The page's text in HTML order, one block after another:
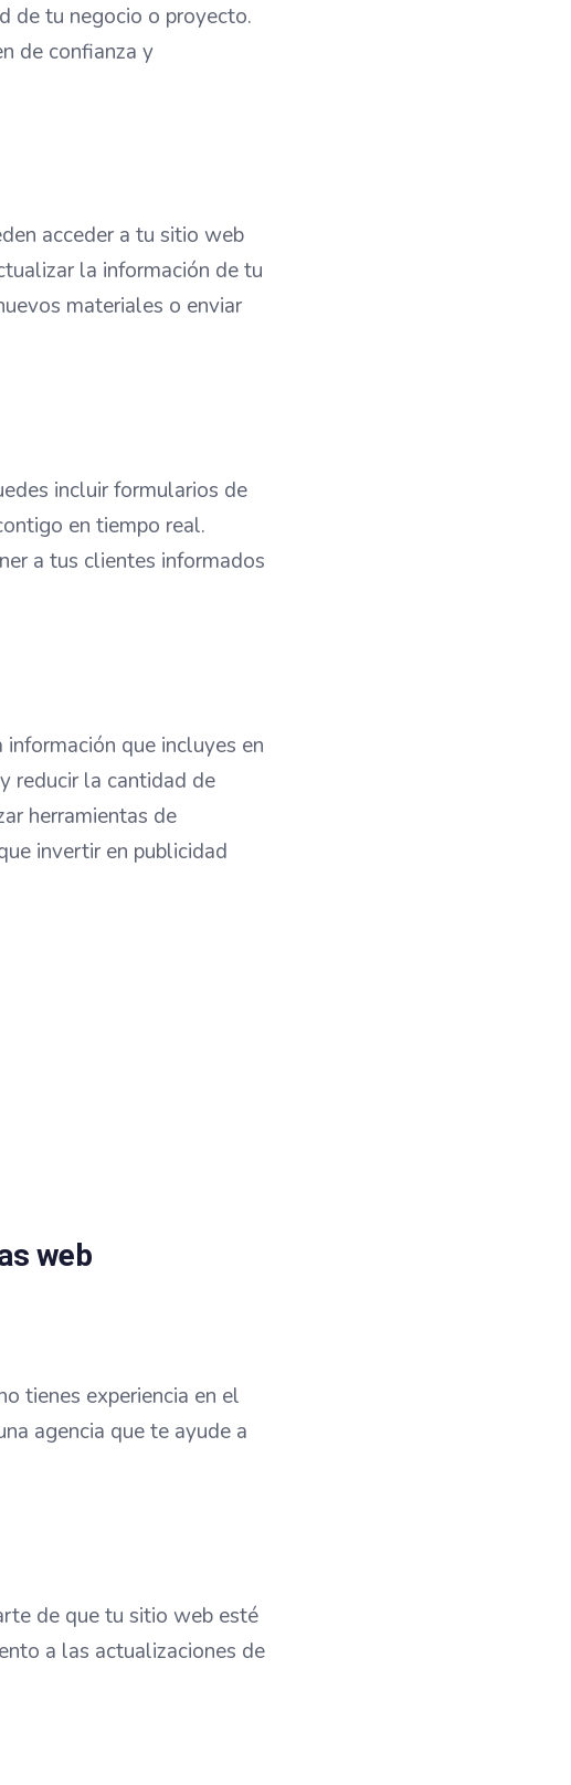
de tu negocio o proyecto.
de confianza y
acceder a tu sitio web
la información de tu
materiales o enviar
incluir formularios de
en tiempo real.
a tus clientes informados
que incluyes en
reducir la cantidad de
herramientas de
invertir en publicidad
web
tienes experiencia en el
agencia que te ayude a
de que tu sitio web esté
a las actualizaciones de